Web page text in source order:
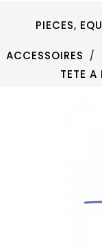
PIECES,
ACCESSOIRES
TETE A